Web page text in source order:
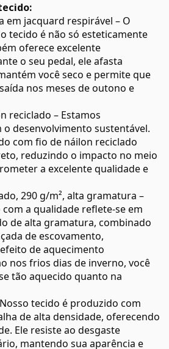
em jacquard respirável – O
tecido é não só esteticamente
oferece excelente
o seu pedal, ele afasta
você seco e permite que
nos meses de outono e
reciclado – Estamos
desenvolvimento sustentável.
com fio de náilon reciclado
reduzindo o impacto no meio
a excelente qualidade e
290 g/m², alta gramatura –
a qualidade reflete-se em
de alta gramatura, combinado
de escovamento,
de aquecimento
nos frios dias de inverno, você
tão aquecido quanto na
tecido é produzido com
de alta densidade, oferecendo
Ele resiste ao desgaste
mantendo sua aparência e